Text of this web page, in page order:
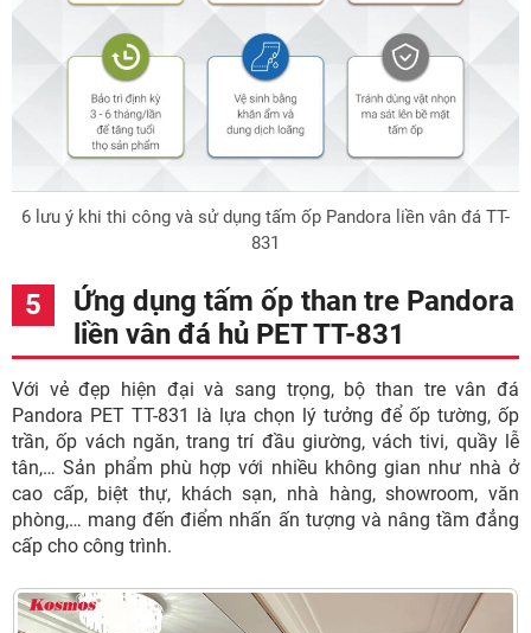
6 lưu ý khi thi công và sử dụng tấm ốp Pandora liền vân đá TT-
831
Ứng dụng tấm ốp than tre Pandora
liền vân đá hủ PET TT-831
Với vẻ đẹp hiện đại và sang trọng, bộ than tre vân đá
Pandora PET TT-831 là lựa chọn lý tưởng để ốp tường, ốp
trần, ốp vách ngăn, trang trí đầu giường, vách tivi, quầy lễ
tân,… Sản phẩm phù hợp với nhiều không gian như nhà ở
cao cấp, biệt thự, khách sạn, nhà hàng, showroom, văn
phòng,… mang đến điểm nhấn ấn tượng và nâng tầm đẳng
cấp cho công trình.